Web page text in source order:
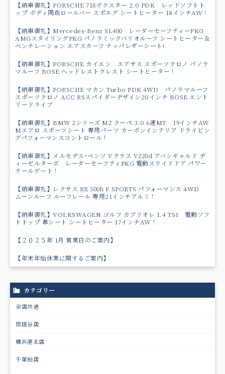
【納車御礼】PORSCHE 718ボクスター 2.0 PDK レッドソフトト
ップ ボディ同色ロールバー スポエグ シートヒーター 18インチAW！
【納車御礼】Mercedes-Benz SL400 レーダーセーフティーPKG
AMGスタイリングPKG パノラミックバリオルーフ シートヒーター＆
ベンチレーション エアスカーフ ナッパレザーシート!
【納車御礼】PORSCHE カイエン エアサス スポーツクロノ パノラ
マルーフ BOSE ヘッドレストクレスト シートヒーター！
【納車御礼】PORSCHE マカン Turbo PDK 4WD パノラマルーフ
スポーツクロノ ACC RSスパイダーデザイン20インチ BOSE エント
リードライブ
【納車御礼】BMW 2シリーズ M2 クーペ 3.0 6速MT 19インチAW
Mエアロ スポーツシート 専用パーツ カーボンインテリア ドライビン
グパフォーマンスコントロール！
【納車御礼】メルセデス･ベンツ Vクラス V220d アバンギャルド デ
ィーゼルターボ レーダーセーフティPKG 電動スライドドア パワ－
テールゲート！
【納車御礼】レクサス RX 500h F SPORTS パフォーマンス 4WD
ムーンルーフ ルーフレール 専用21インチアルミ！
【納車御礼】VOLKSWAGEN ゴルフ カブリオレ 1.4 TSI 電動ソフ
トトップ 革シート シートヒーター 17インチAW！
【２０２５年 1月 営業日のご案内】
【年末年始休業に関するご案内】
カテゴリー
全店共通
世田谷店
横浜港北店
千葉柏店